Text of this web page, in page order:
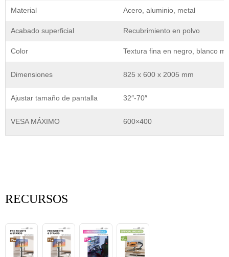
Material Acero, aluminio, metal
Acabado superficial Recubrimiento en polvo
Color Textura fina en negro, blanco
Dimensiones 825 x 600 x 2005 mm
Ajustar tamaño de pantalla 32″-70″
VESA MÁXIMO 600×400
RECURSOS